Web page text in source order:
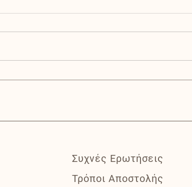
Συχνές Ερωτήσεις
Τρόποι Αποστολής